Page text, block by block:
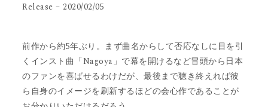
Release – 2020/02/05
前作から約5年ぶり。まず曲名からして否応なしに目を引
くインスト曲「Nagoya」で幕を開けるなど冒頭から日本
のファンを喜ばせるわけだが、最後まで聴き終えれば彼
ら自身のイメージを刷新するほどの会心作であることが